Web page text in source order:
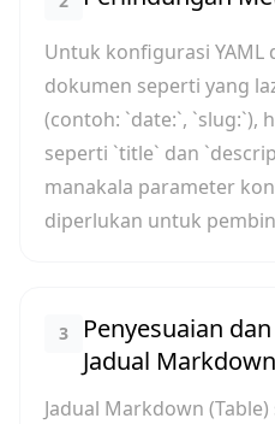
Untuk konfigurasi YAML
dokumen seperti yang
(contoh: `date:`, `slug:`),
seperti `title` dan
manakala parameter
diperlukan untuk
3
Penyesuaian
Jadual Markdown
Jadual Markdown